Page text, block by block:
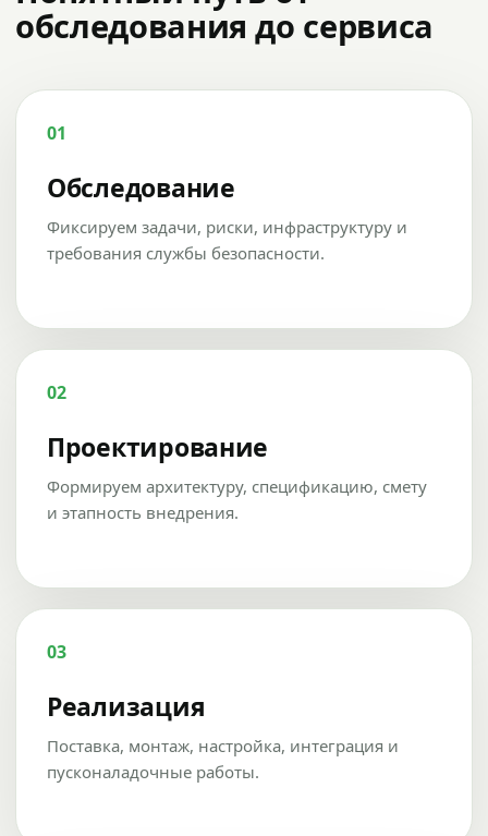
обследования до сервиса
01
Обследование
Фиксируем задачи, риски, инфраструктуру и
требования службы безопасности.
02
Проектирование
Формируем архитектуру, спецификацию, смету
и этапность внедрения.
03
Реализация
Поставка, монтаж, настройка, интеграция и
пусконаладочные работы.